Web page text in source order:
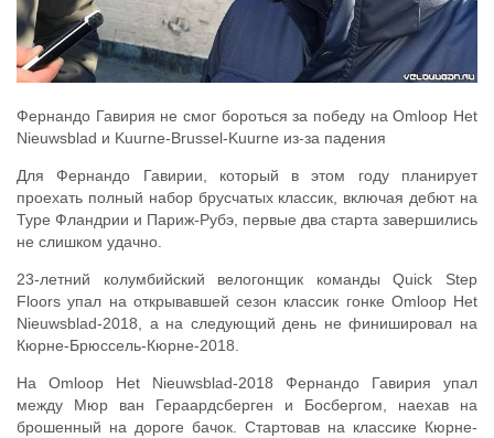
Фернандо Гавирия не смог бороться за победу на Omloop Het
Nieuwsblad и Kuurne-Brussel-Kuurne из-за падения
Для Фернандо Гавирии, который в этом году планирует
проехать полный набор брусчатых классик, включая дебют на
Туре Фландрии и Париж-Рубэ, первые два старта завершились
не слишком удачно.
23-летний колумбийский велогонщик команды Quick Step
Floors упал на открывавшей сезон классик гонке Omloop Het
Nieuwsblad-2018, а на следующий день не финишировал на
Кюрне-Брюссель-Кюрне-2018.
На Omloop Het Nieuwsblad-2018 Фернандо Гавирия упал
между Мюр ван Гераардсберген и Босбергом, наехав на
брошенный на дороге бачок. Стартовав на классике Кюрне-